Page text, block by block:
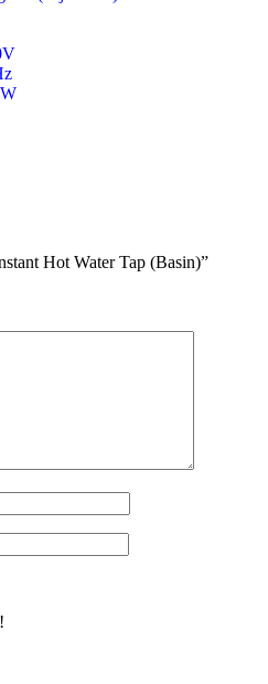
Hot Water Tap (Basin)”